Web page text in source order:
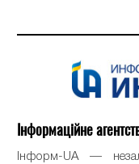
Інформаційне
Інформ-UA —